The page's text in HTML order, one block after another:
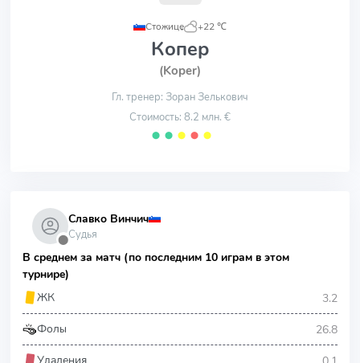
Стожице
, +22 ℃
Копер
(Koper)
Гл. тренер: Зоран Зелькович
Стоимость: 8.2 млн. €
⬤ ⬤ ⬤ ⬤ ⬤
⬤
Славко Винчич
Судья
В среднем за матч (по последним 10 играм в этом
турнире)
ЖК
3.2
Фолы 26.8